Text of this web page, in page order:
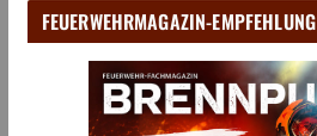
FEUERWEHRMAGAZIN-EMPFEHLUNG